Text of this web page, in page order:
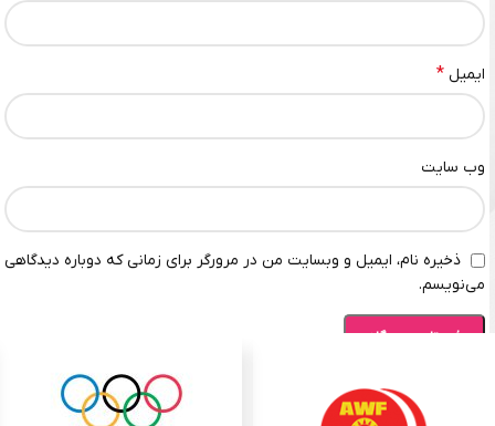
ایمیل *
وب‌ سایت
ذخیره نام، ایمیل و وبسایت من در مرورگر برای زمانی که دوباره دیدگاهی
می‌نویسم.